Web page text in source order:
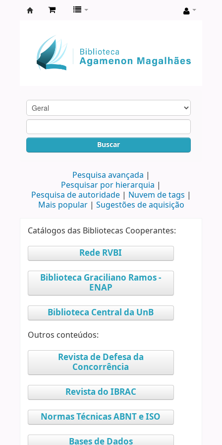
Agamenon
Magalhães
Buscar
Pesquisa avançada
Pesquisar por hierarquia
Pesquisa de autoridade
Nuvem de tags
Mais popular
Sugestões de aquisição
Catálogos das Bibliotecas Cooperantes:
Rede RVBI
Biblioteca Graciliano Ramos -
ENAP
Biblioteca Central da UnB
Outros conteúdos:
Revista de Defesa da
Concorrência
Revista do IBRAC
Normas Técnicas ABNT e ISO
Bases de Dados